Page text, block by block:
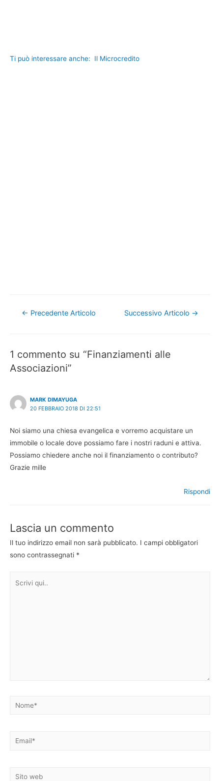
Ti può interessare anche: Il Microcredito
Navigazione
← Precedente Articolo Successivo Articolo →
1 commento su “Finanziamenti alle
Associazioni”
MARK DIMAYUGA
20 FEBBRAIO 2018 DI 22:51
Noi siamo una chiesa evangelica e vorremo acquistare un
immobile o locale dove possiamo fare i nostri raduni e attiva.
Possiamo chiedere anche noi il finanziamento o contributo?
Grazie mille
Rispondi
Lascia un commento
Il tuo indirizzo email non sarà pubblicato. I campi obbligatori
sono contrassegnati *
Nome*
Email*
Sito